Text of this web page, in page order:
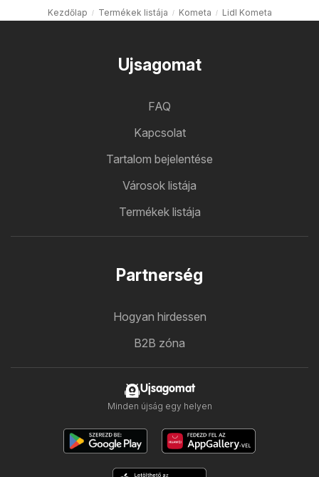
Kezdőlap Termékek listája Kometa Lidl Kometa
Ujsagomat
FAQ
Kapcsolat
Tartalom bejelentése
Városok listája
Termékek listája
Partnerség
Hogyan hirdessen
B2B zóna
Ujsagomat
Minden újság egy helyen